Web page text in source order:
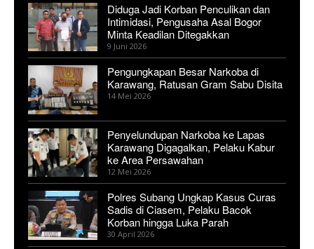
Diduga Jadi Korban Penculikan dan
Intimidasi, Pengusaha Asal Bogor
Minta Keadilan Ditegakkan
9 Juni 2026
Pengungkapan Besar Narkoba di
Karawang, Ratusan Gram Sabu Disita
14 Mei 2026
Penyelundupan Narkoba ke Lapas
Karawang Digagalkan, Pelaku Kabur
ke Area Persawahan
12 Mei 2026
Polres Subang Ungkap Kasus Curas
Sadis di Ciasem, Pelaku Bacok
Korban hingga Luka Parah
30 April 2026